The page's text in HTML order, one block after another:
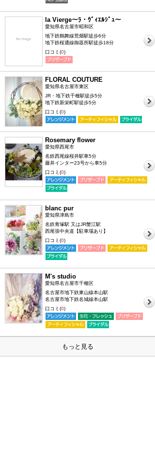
la Vierge〜ﾗ・ｳﾞｨｴﾙｼﾞｭ〜
愛知県名古屋市昭和区
地下鉄鶴舞線荒畑駅徒歩6分
地下鉄桜通線御器所駅徒歩18分
口コミ(0)
FLORAL COUTURE
愛知県名古屋市東区
JR・地下鉄千種駅徒歩5分
地下鉄新栄町駅徒歩5分
口コミ(0)
Rosemary flower
愛知県西尾市
名鉄西尾線桜井駅車5分
藤井インター23号から車5分
口コミ(0)
blanc pur
愛知県津島市
名鉄青塚駅 又はJR蟹江駅
西尾張中央道【駐車場あり】
口コミ(0)
M's studio
愛知県名古屋市千種区
名古屋市地下鉄東山線本山駅
名古屋市地下鉄名城線本山駅
口コミ(0)
もっと見る